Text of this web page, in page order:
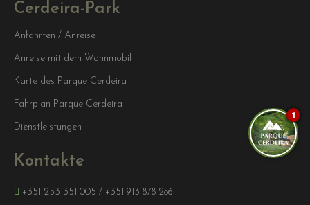
Cerdeira-Park
Anfahrten / Anreise
Anreise mit dem Wohnmobil
Karte des Parque Cerdeira
Fahrplan Parque Cerdeira
Dienstleistungen
Kontakte
+351 253 351 005 / +351 913 878 286
1